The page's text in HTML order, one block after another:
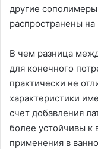
другие
распространены
В чем разница
для конечного
практически не
характеристики
счет добавления
более устойчивы к
применения в